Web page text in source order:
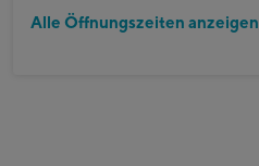
Alle Öffnungszeiten anzeigen